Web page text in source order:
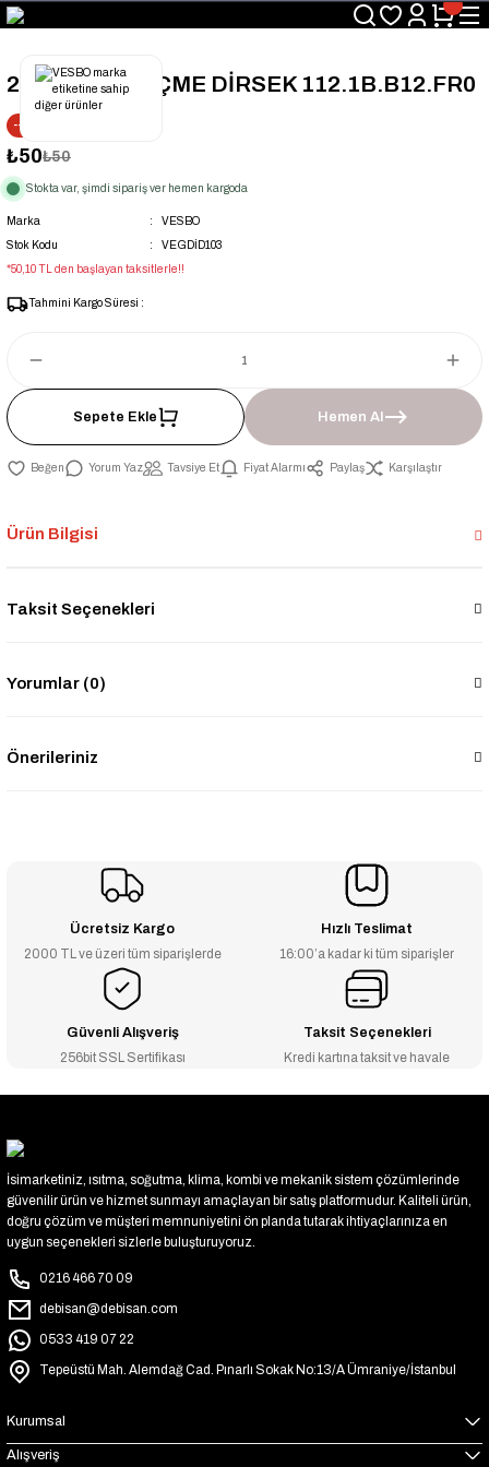
Üyelerimize Özel "uye2026" Koduyla Sepette Ekstra %3 İndirim
KAZAN-KASKAD İÇİN TEK ADRES
25x3/4'' İD GEÇME DİRSEK 112.1B.B12.FR0
--1% İNDİRİM
₺50₺50
Stokta var, şimdi sipariş ver hemen kargoda
Marka
VESBO
Stok Kodu
VEGDİD103
*50,10 TL den başlayan taksitlerle!!
Tahmini Kargo Süresi :
Sepete Ekle Hemen Al
Yorum Yaz Tavsiye Et Fiyat Alarmı Paylaş Karşılaştır
Ürün Bilgisi
Taksit Seçenekleri
Yorumlar (0)
Önerileriniz
Ücretsiz Kargo
2000 TL ve üzeri tüm siparişlerde
Hızlı Teslimat
16:00’a kadar ki tüm siparişler
Güvenli Alışveriş
256bit SSL Sertifikası
Taksit Seçenekleri
Kredi kartına taksit ve havale
İsimarketiniz, ısıtma, soğutma, klima, kombi ve mekanik sistem çözümlerinde
güvenilir ürün ve hizmet sunmayı amaçlayan bir satış platformudur. Kaliteli ürün,
doğru çözüm ve müşteri memnuniyetini ön planda tutarak ihtiyaçlarınıza en
uygun seçenekleri sizlerle buluşturuyoruz.
0216 466 70 09
debisan@debisan.com
0533 419 07 22
Tepeüstü Mah. Alemdağ Cad. Pınarlı Sokak No:13/A Ümraniye/İstanbul
Kurumsal
Alışveriş